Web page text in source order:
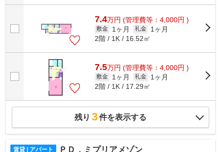
7.4万円 (管理費等：4,000円 )
敷金 1ヶ月 礼金
1ヶ月
2階 / 1K / 16.52㎡
7.5万円 (管理費等：4,000円 )
敷金 1ヶ月 礼金
1ヶ月
2階 / 1K / 17.29㎡
残り 3件を表示する
賃貸 | アパート ＰＤ．ミプリアメゾン